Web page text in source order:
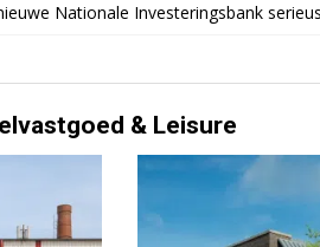
Nationale Investeringsbank
& Leisure